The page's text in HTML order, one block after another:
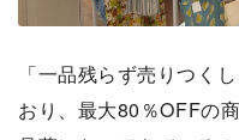
「一品残らず売りつく
おり、最大80％OFFの